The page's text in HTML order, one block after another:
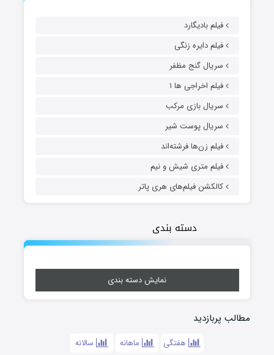
فیلم بادیگارد
فیلم دایره زنگی
سریال گنج مظفر
فیلم اخراجی ها ۱
سریال بازی مرکب
سریال پوست شیر
فیلم زن‌ها فرشته‌اند
فیلم متری شیش و نیم
کالکشن فیلم‌های هری پاتر
دسته بندی
نمایش دسته بندی
مطالب پربازدید
هفتگی ماهانه سالانه